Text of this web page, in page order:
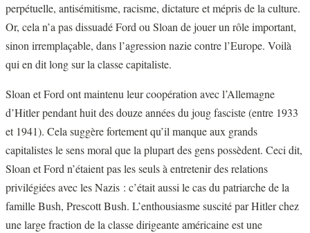
perpétuelle, antisémitisme, racisme, dictature et mépris de la culture.
Or, cela n’a pas dissuadé Ford ou Sloan de jouer un rôle important,
sinon irremplaçable, dans l’agression nazie contre l’Europe. Voilà
qui en dit long sur la classe capitaliste.
Sloan et Ford ont maintenu leur coopération avec l’Allemagne
d’Hitler pendant huit des douze années du joug fasciste (entre 1933
et 1941). Cela suggère fortement qu’il manque aux grands
capitalistes le sens moral que la plupart des gens possèdent. Ceci dit,
Sloan et Ford n’étaient pas les seuls à entretenir des relations
privilégiées avec les Nazis : c’était aussi le cas du patriarche de la
famille Bush, Prescott Bush. L’enthousiasme suscité par Hitler chez
une large fraction de la classe dirigeante américaine est une